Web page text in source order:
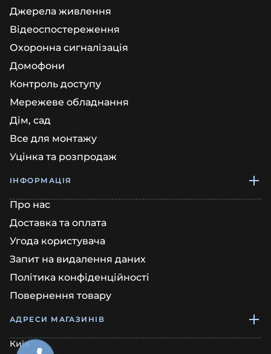
Джерела живлення
Відеоспостереження
Охоронна сигналізація
Домофони
Контроль доступу
Мережеве обладнання
Дім, сад
Все для монтажу
Уцінка та розпродаж
ІНФОРМАЦІЯ
Про нас
Доставка та оплата
Угода користувача
Запит на видалення даних
Політика конфіденційності
Повернення товару
АДРЕСИ МАГАЗИНІВ
Київ